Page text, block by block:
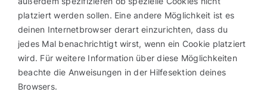
platziert werden sollen. Eine andere Möglichkeit ist es
deinen Internetbrowser derart einzurichten, dass du
jedes Mal benachrichtigt wirst, wenn ein Cookie platziert
wird. Für weitere Information über diese Möglichkeiten
beachte die Anweisungen in der Hilfesektion deines
Browsers.